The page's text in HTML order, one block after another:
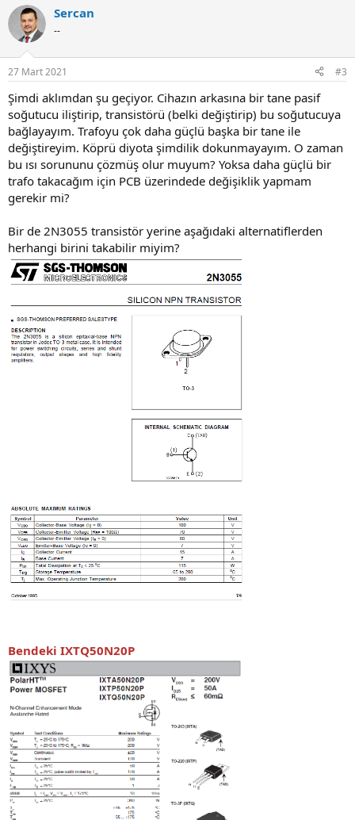
c
i
s
Sercan
--
27 Mart 2021 #3
Şimdi aklımdan şu geçiyor. Cihazın arkasına bir tane pasif
soğutucu iliştirip, transistörü (belki değiştirip) bu soğutucuya
bağlayayım. Trafoyu çok daha güçlü başka bir tane ile
değiştireyim. Köprü diyota şimdilik dokunmayayım. O zaman
bu ısı sorununu çözmüş olur muyum? Yoksa daha güçlü bir
trafo takacağım için PCB üzerindede değişiklik yapmam
gerekir mi?
Bir de 2N3055 transistör yerine aşağıdaki alternatiflerden
herhangi birini takabilir miyim?
Bendeki IXTQ50N20P